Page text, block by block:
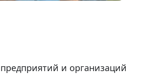
и организаций